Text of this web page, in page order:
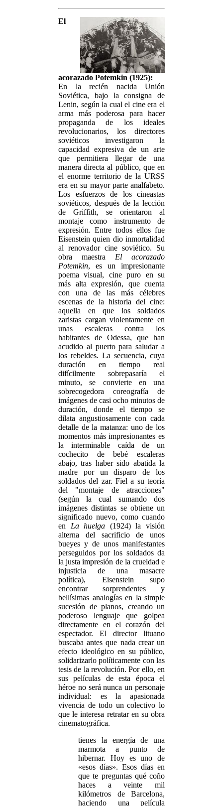
El
acorazado Potemkin (1925):
En la recién nacida Unión
Soviética, bajo la consigna de
Lenin, según la cual el cine era el
arma más poderosa para hacer
propaganda de los ideales
revolucionarios, los directores
soviéticos investigaron la
capacidad expresiva de un arte
que permitiera llegar de una
manera directa al público, que en
el enorme territorio de la URSS
era en su mayor parte analfabeto.
Los esfuerzos de los cineastas
soviéticos, después de la lección
de Griffith, se orientaron al
montaje como instrumento de
expresión. Entre todos ellos fue
Eisenstein quien dio inmortalidad
al renovador cine soviético. Su
obra maestra El acorazado
Potemkin, es un impresionante
poema visual, cine puro en su
más alta expresión, que cuenta
con una de las más célebres
escenas de la historia del cine:
aquella en que los soldados
zaristas cargan violentamente en
unas escaleras contra los
habitantes de Odessa, que han
acudido al puerto para saludar a
los rebeldes. La secuencia, cuya
duración en tiempo real
difícilmente sobrepasaría el
minuto, se convierte en una
sobrecogedora coreografía de
imágenes de casi ocho minutos de
duración, donde el tiempo se
dilata angustiosamente con cada
detalle de la matanza: uno de los
momentos más impresionantes es
la interminable caída de un
cochecito de bebé escaleras
abajo, tras haber sido abatida la
madre por un disparo de los
soldados del zar. Fiel a su teoría
del "montaje de atracciones"
(según la cual sumando dos
imágenes distintas se obtiene un
significado nuevo, como cuando
en La huelga (1924) la visión
alterna del sacrificio de unos
bueyes y de unos manifestantes
perseguidos por los soldados da
la justa impresión de la crueldad e
injusticia de una masacre
política), Eisenstein supo
encontrar sorprendentes y
bellísimas analogías en la simple
sucesión de planos, creando un
poderoso lenguaje que golpea
directamente en el corazón del
espectador. El director lituano
buscaba antes que nada crear un
efecto ideológico en su público,
solidarizarlo políticamente con las
tesis de la revolución. Por ello, en
sus películas de esta época el
héroe no será nunca un personaje
individual: es la apasionada
vivencia de todo un colectivo lo
que le interesa retratar en su obra
cinematográfica.
tienes la energía de una
marmota a punto de
hibernar. Hoy es uno de
«esos días». Esos días en
que te preguntas qué coño
haces a veinte mil
kilómetros de Barcelona,
haciendo una película